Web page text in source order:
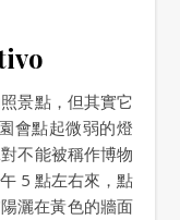
景點，但其實它
會點起微弱的燈
不能被稱作博物
5 點左右來，點
灑在黃色的牆面